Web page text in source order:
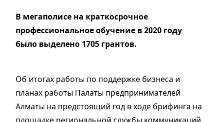
В мегаполисе на краткосрочное
профессиональное обучение в 2020 году
было выделено 1705 грантов.
Об итогах работы по поддержке бизнеса и
планах работы Палаты предпринимателей
Алматы на предстоящий год в ходе брифинга на